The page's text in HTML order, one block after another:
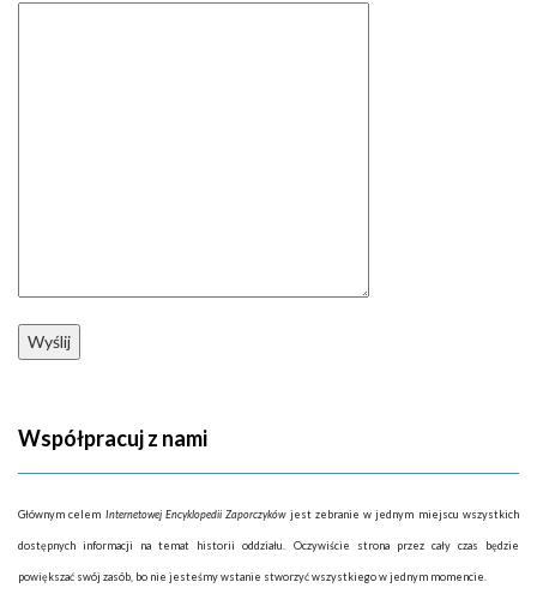
Współpracuj z nami
Głównym celem Internetowej Encyklopedii Zaporczykówjest zebranie w jednym miejscu wszystkich
dostępnych informacji na temat historii oddziału. Oczywiście strona przez cały czas będzie
powiększać swój zasób, bo nie jesteśmy wstanie stworzyć wszystkiego w jednym momencie.